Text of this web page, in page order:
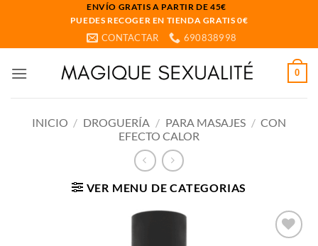
ENVÍO GRATIS A PARTIR DE 45€
PUEDES RECOGER EN TIENDA GRATIS 0€
CONTACTAR 690838998
0
INICIO / DROGUERÍA / PARA MASAJES / CON
EFECTO CALOR
VER MENU DE CATEGORIAS